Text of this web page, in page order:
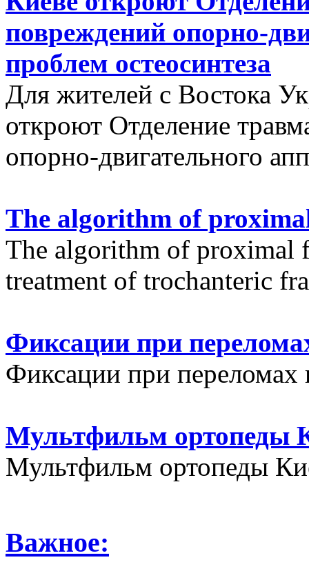
повреждений опорно-
проблем остеосинтеза
Для жителей с Востока
откроют Отделение
опорно-двигательного
The algorithm of
The algorithm of proximal
treatment of trochanteric
Фиксации при
Фиксации при переломах
Мультфильм ортопеды
Мультфильм ортопеды
Важное: